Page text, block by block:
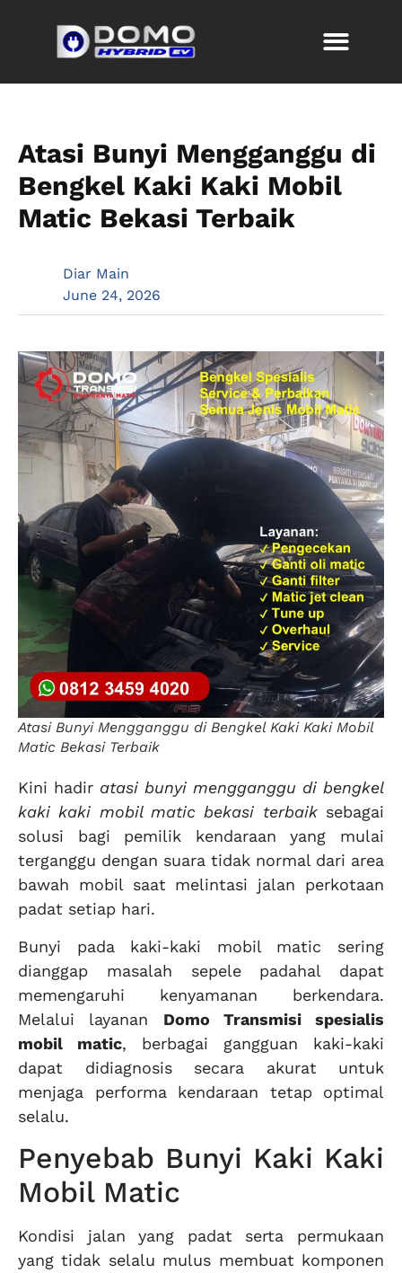
Atasi Bunyi Mengganggu di
Bengkel Kaki Kaki Mobil
Matic Bekasi Terbaik
Diar Main
June 24, 2026
Atasi Bunyi Mengganggu di Bengkel Kaki Kaki Mobil
Matic Bekasi Terbaik
Kini hadir atasi bunyi mengganggu di bengkel
kaki kaki mobil matic bekasi terbaiksebagai
solusi bagi pemilik kendaraan yang mulai
terganggu dengan suara tidak normal dari area
bawah mobil saat melintasi jalan perkotaan
padat setiap hari.
Bunyi pada kaki-kaki mobil matic sering
dianggap masalah sepele padahal dapat
memengaruhi kenyamanan berkendara.
Melalui layanan Domo Transmisi spesialis
mobil matic, berbagai gangguan kaki-kaki
dapat didiagnosis secara akurat untuk
menjaga performa kendaraan tetap optimal
selalu.
Penyebab Bunyi Kaki Kaki
Mobil Matic
Kondisi jalan yang padat serta permukaan
yang tidak selalu mulus membuat komponen